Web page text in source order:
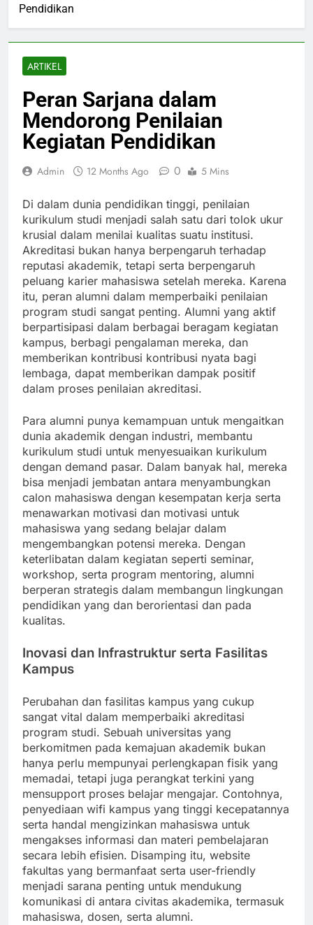
Pendidikan
ARTIKEL
Peran Sarjana dalam
Mendorong Penilaian
Kegiatan Pendidikan
Admin 12 Months Ago 0 5 Mins
Di dalam dunia pendidikan tinggi, penilaian
kurikulum studi menjadi salah satu dari tolok ukur
krusial dalam menilai kualitas suatu institusi.
Akreditasi bukan hanya berpengaruh terhadap
reputasi akademik, tetapi serta berpengaruh
peluang karier mahasiswa setelah mereka. Karena
itu, peran alumni dalam memperbaiki penilaian
program studi sangat penting. Alumni yang aktif
berpartisipasi dalam berbagai beragam kegiatan
kampus, berbagi pengalaman mereka, dan
memberikan kontribusi kontribusi nyata bagi
lembaga, dapat memberikan dampak positif
dalam proses penilaian akreditasi.
Para alumni punya kemampuan untuk mengaitkan
dunia akademik dengan industri, membantu
kurikulum studi untuk menyesuaikan kurikulum
dengan demand pasar. Dalam banyak hal, mereka
bisa menjadi jembatan antara menyambungkan
calon mahasiswa dengan kesempatan kerja serta
menawarkan motivasi dan motivasi untuk
mahasiswa yang sedang belajar dalam
mengembangkan potensi mereka. Dengan
keterlibatan dalam kegiatan seperti seminar,
workshop, serta program mentoring, alumni
berperan strategis dalam membangun lingkungan
pendidikan yang dan berorientasi dan pada
kualitas.
Inovasi dan Infrastruktur serta Fasilitas
Kampus
Perubahan dan fasilitas kampus yang cukup
sangat vital dalam memperbaiki akreditasi
program studi. Sebuah universitas yang
berkomitmen pada kemajuan akademik bukan
hanya perlu mempunyai perlengkapan fisik yang
memadai, tetapi juga perangkat terkini yang
mensupport proses belajar mengajar. Contohnya,
penyediaan wifi kampus yang tinggi kecepatannya
serta handal mengizinkan mahasiswa untuk
mengakses informasi dan materi pembelajaran
secara lebih efisien. Disamping itu, website
fakultas yang bermanfaat serta user-friendly
menjadi sarana penting untuk mendukung
komunikasi di antara civitas akademika, termasuk
mahasiswa, dosen, serta alumni.